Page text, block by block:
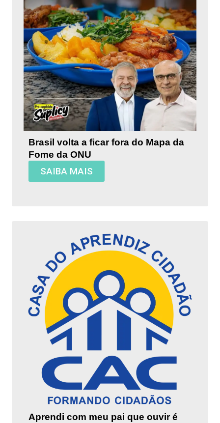
Brasil volta a ficar fora do Mapa da
Fome da ONU
SAIBA MAIS
Aprendi com meu pai que ouvir é